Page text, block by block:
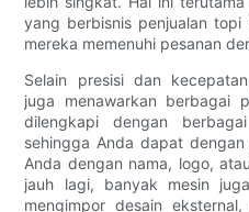
yang berbisnis penjualan topi
mereka memenuhi pesanan
Selain presisi dan
juga menawarkan berbagai
dilengkapi dengan
sehingga Anda dapat
Anda dengan nama, logo,
jauh lagi, banyak mesin
mengimpor desain